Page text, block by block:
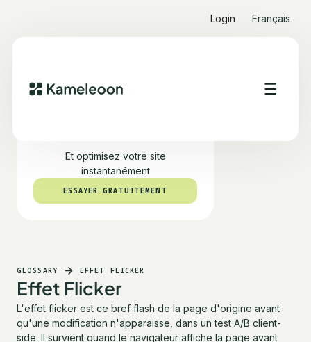
Login Français
Et optimisez votre site
instantanément
ESSAYER GRATUITEMENT
ESSAYER GRATUITEMENT
GLOSSARY EFFET FLICKER
Effet Flicker
L'effet flicker est ce bref flash de la page d'origine avant
qu'une modification n'apparaisse, dans un test A/B client-
side. Il survient quand le navigateur affiche la page avant